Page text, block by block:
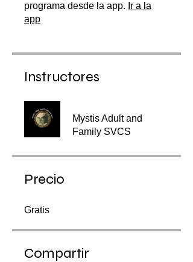
programa desde la app. Ir a la
app
Instructores
Mystis Adult and
Family SVCS
Precio
Gratis
Compartir